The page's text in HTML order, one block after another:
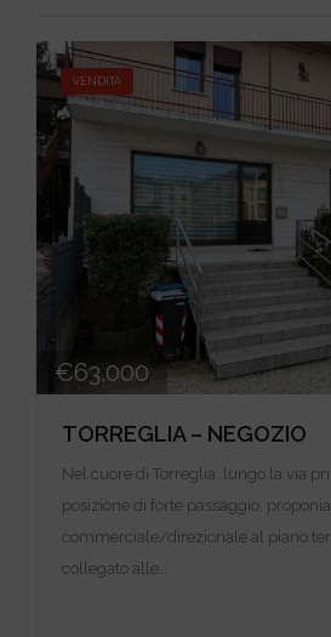
VENDITA
€63.000
TORREGLIA – NEGOZIO
Nel cuore di Torreglia, lungo la via
posizione di forte passaggio,
commerciale/direzionale al piano
collegato alle…